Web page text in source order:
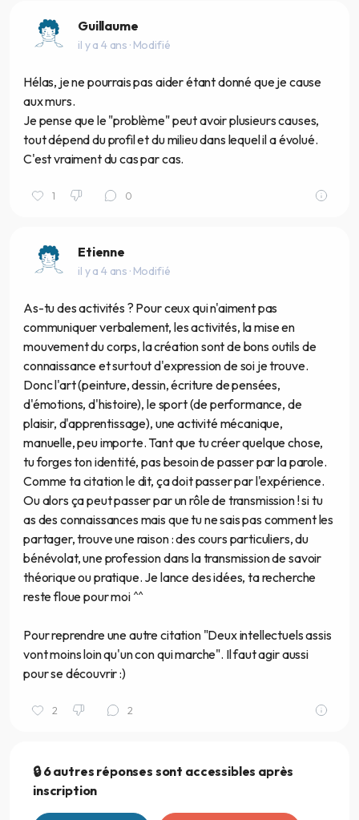
Guillaume
il y a 4 ans · Modifié
Hélas, je ne pourrais pas aider étant donné que je cause
aux murs.
Je pense que le "problème" peut avoir plusieurs causes,
tout dépend du profil et du milieu dans lequel il a évolué.
C'est vraiment du cas par cas.
1 0
Etienne
il y a 4 ans · Modifié
As-tu des activités ? Pour ceux qui n'aiment pas
communiquer verbalement, les activités, la mise en
mouvement du corps, la création sont de bons outils de
connaissance et surtout d'expression de soi je trouve.
Donc l'art (peinture, dessin, écriture de pensées,
d'émotions, d'histoire), le sport (de performance, de
plaisir, d'apprentissage), une activité mécanique,
manuelle, peu importe. Tant que tu créer quelque chose,
tu forges ton identité, pas besoin de passer par la parole.
Comme ta citation le dit, ça doit passer par l'expérience.
Ou alors ça peut passer par un rôle de transmission ! si tu
as des connaissances mais que tu ne sais pas comment les
partager, trouve une raison : des cours particuliers, du
bénévolat, une profession dans la transmission de savoir
théorique ou pratique. Je lance des idées, ta recherche
reste floue pour moi ^^
Pour reprendre une autre citation "Deux intellectuels assis
vont moins loin qu'un con qui marche". Il faut agir aussi
pour se découvrir :)
2 2
🔒 6 autres réponses sont accessibles après
inscription